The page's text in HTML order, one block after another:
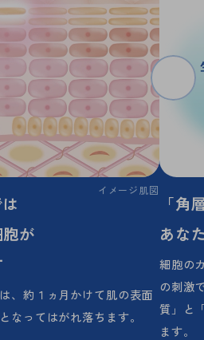
イメージ肌図
が
、 約１ヵ月かけて肌の表面
なってはがれ落ちます。
「角
あな
細胞の
の刺激
質」と
ます。